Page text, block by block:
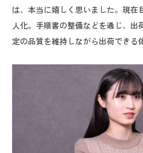
は、本当に嬉しく思いました。現在
人化。手順書の整備などを通じ、
定の品質を維持しながら出荷できる